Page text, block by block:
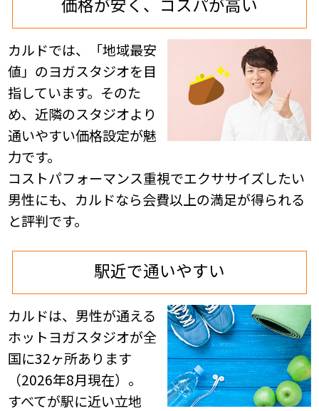
カルドでは、「地域最安
値」のヨガスタジオを目
指しています。そのた
め、近隣のスタジオより
通いやすい価格設定が魅
力です。
コストパフォーマンス重視でエクササイズしたい
男性にも、カルドなら会費以上の満足が得られる
と評判です。
駅近で通いやすい
カルドは、男性が通える
ホットヨガスタジオが全
国に32ヶ所あります
（2026年8月現在）。
すべてが駅に近い立地